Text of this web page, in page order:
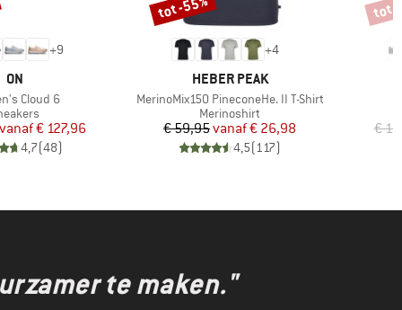
+9
MERK
ON
Cloud 6
Prijs
Verlaagde prijs
€ 127,96
4,7(48)
+4
MERK
HEBER PEAK
Artikel
MerinoMix150 PineconeHe. II T-Shirt
Productgroep
Merinoshirt
Prijs
€ 59,95 Verlaagde prijs
vanaf€ 26,98
4,5(117)
Korting
tot -55%
€
tot
te maken."